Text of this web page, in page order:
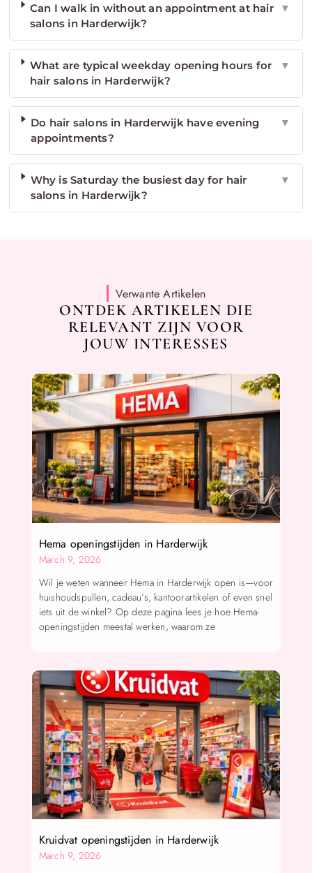
Can I walk in without an appointment at hair
salons in Harderwijk?
▼
What are typical weekday opening hours for
hair salons in Harderwijk?
▼
Do hair salons in Harderwijk have evening
appointments?
▼
Why is Saturday the busiest day for hair
salons in Harderwijk?
▼
Verwante Artikelen
ONTDEK ARTIKELEN DIE
RELEVANT ZIJN VOOR
JOUW INTERESSES
Hema openingstijden in Harderwijk
March 9, 2026
Wil je weten wanneer Hema in Harderwijk open is—voor
huishoudspullen, cadeau’s, kantoorartikelen of even snel
iets uit de winkel? Op deze pagina lees je hoe Hema-
openingstijden meestal werken, waarom ze
Kruidvat openingstijden in Harderwijk
March 9, 2026